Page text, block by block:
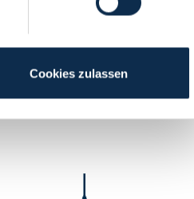
Cookies zulassen